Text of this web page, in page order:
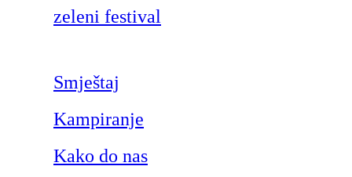
zeleni festival
Smještaj
Kampiranje
Kako do nas